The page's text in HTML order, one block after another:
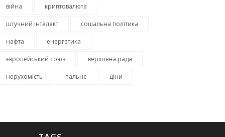
війна криптовалюта
штучний інтелект соціальна політика
нафта енергетика
європейський союз верховна рада
нерухомість пальне ціни